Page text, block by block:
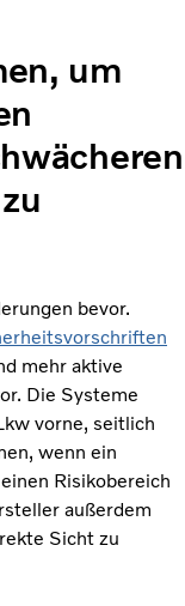
um
bevor.
mehr aktive
Die Systeme
vorne, seitlich
wenn ein
Risikobereich
außerdem
Sicht zu